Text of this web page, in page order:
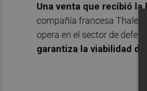
Una venta que recibió
compañía francesa Thales,
opera en el sector de
garantiza la viabilidad